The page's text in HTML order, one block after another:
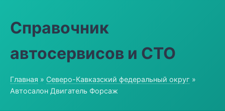
Справочник
автосервисов и СТО
Главная » Северо-Кавказский федеральный округ »
Автосалон Двигатель Форсаж